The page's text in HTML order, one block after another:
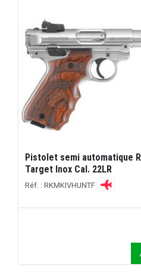
Pistolet semi automatique
Target Inox Cal. 22LR
Réf. : RKMKIVHUNTF